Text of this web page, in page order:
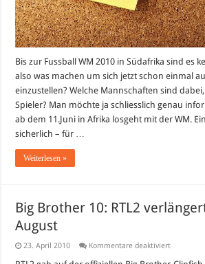
Bis zur Fussball WM 2010 in Südafrika sind es
also was machen um sich jetzt schon einmal
einzustellen? Welche Mannschaften sind
Spieler? Man möchte ja schliesslich genau
ab dem 11.Juni in Afrika losgeht mit der WM.
sicherlich – für …
Weiterlesen »
Big Brother 10: RTL2
August
23. April 2010 Kommentare deaktiviertfür